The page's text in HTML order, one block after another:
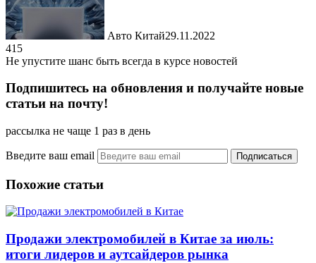
Авто Китай29.11.2022
415
Не упустите шанс быть всегда в курсе новостей
Подпишитесь на обновления и получайте новые
статьи на почту!
рассылка не чаще 1 раз в день
Введите ваш email
Похожие статьи
Продажи электромобилей в Китае за июль:
итоги лидеров и аутсайдеров рынка